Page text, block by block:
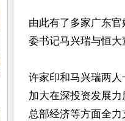
由此有了多家广东
委书记马兴瑞与恒大
许家印和马兴瑞两
加大在深投资发展
总部经济等方面全力